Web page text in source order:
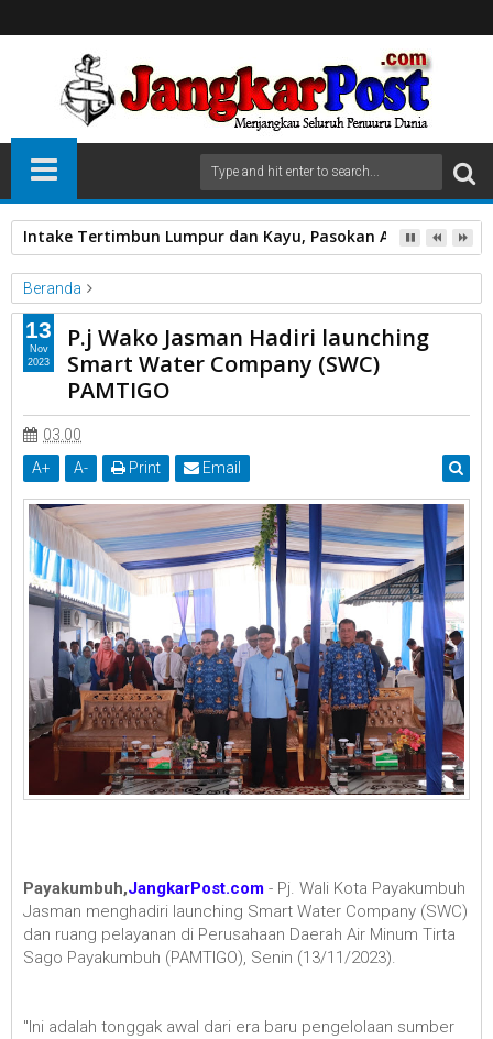
Intake Tertimbun Lumpur dan Kayu, Pasokan Air Bersih di
Beranda
Kota Payakumbuh
P.j Wako Jasman Hadiri launching Smart Water Company (SWC)
PAMTIGO
P.j Wako Jasman Hadiri launching Smart Water Company (SWC)
PAMTIGO
P.j Wako Jasman Hadiri launching
Smart Water Company (SWC)
PAMTIGO
03.00
A+ A- Print Email
Payakumbuh,JangkarPost.com - Pj. Wali Kota Payakumbuh
Jasman menghadiri launching Smart Water Company (SWC)
dan ruang pelayanan di Perusahaan Daerah Air Minum Tirta
Sago Payakumbuh (PAMTIGO), Senin (13/11/2023).
"Ini adalah tonggak awal dari era baru pengelolaan sumber
13
Nov
2023